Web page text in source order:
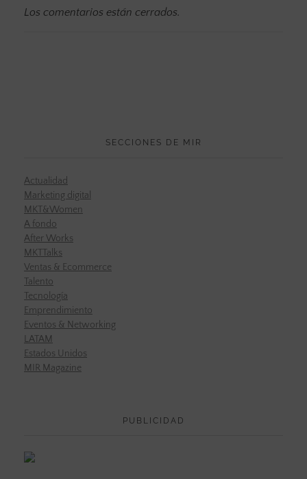
Los comentarios están cerrados.
SECCIONES DE MIR
Actualidad
Marketing digital
MKT&Women
A fondo
After Works
MKTTalks
Ventas & Ecommerce
Talento
Tecnología
Emprendimiento
Eventos & Networking
LATAM
Estados Unidos
MIR Magazine
PUBLICIDAD